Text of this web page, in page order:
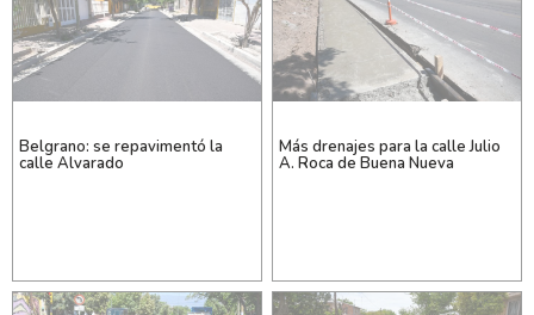
Belgrano: se repavimentó la
calle Alvarado
Más drenajes para la calle Julio
A. Roca de Buena Nueva